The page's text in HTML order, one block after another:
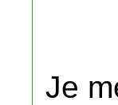
Je